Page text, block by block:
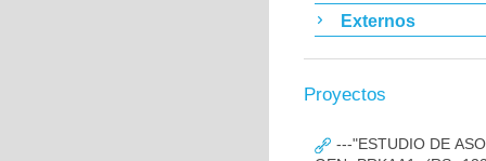
Externos
Proyectos
---"ESTUDIO DE